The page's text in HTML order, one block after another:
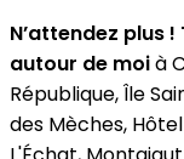
N’attendez plus
autour de moià
République, Île
des Mèches,